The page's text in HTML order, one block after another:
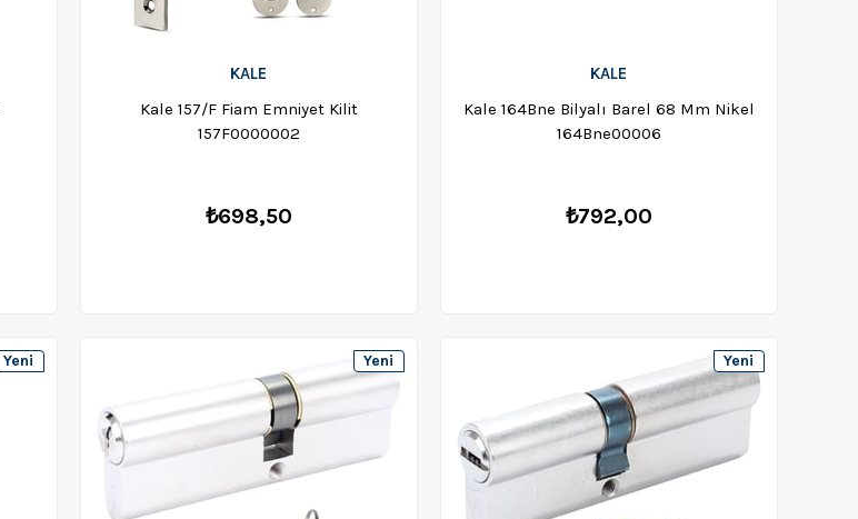
KALE
Kale 157/F Fiam Emniyet Kilit
157F0000002
₺698,50
KALE
Kale 164Bne Bilyalı Barel 68 Mm Nikel
164Bne00006
₺792,00
Yeni
Yeni
Ürün
Yeni
Ürün